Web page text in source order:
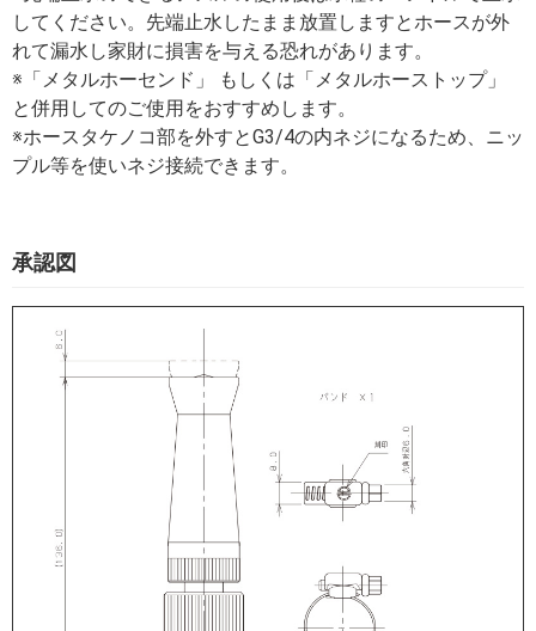
してください。先端止水したまま放置しますとホースが外
れて漏水し家財に損害を与える恐れがあります。
※「メタルホーセンド」 もしくは「メタルホーストップ」
と併用してのご使用をおすすめします。
※ホースタケノコ部を外すとG3/4の内ネジになるため、ニッ
プル等を使いネジ接続できます。
承認図